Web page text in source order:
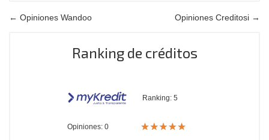
← Opiniones Wandoo Opiniones Creditosi →
Ranking de créditos
Ranking: 5
Opiniones: 0